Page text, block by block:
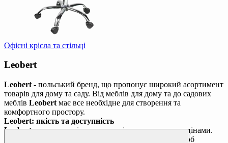
Офісні крісла та стільці
Leobert
Leobert - польський бренд, що пропонує широкий асортимент
товарів для дому та саду. Від меблів для дому та до садових
меблів Leobert має все необхідне для створення та
комфортного простору.
Leobert: якість та доступність
Leobertпропонує якісну продукцію за доступними цінами.
Бренди співпрацюють з надійними виробниками, щоб